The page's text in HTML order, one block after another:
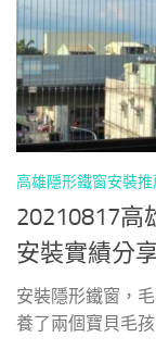
高雄隱形鐵窗安裝推
20210817高
安裝實績分
安裝隱形鐵窗，
養了兩個寶貝毛孩